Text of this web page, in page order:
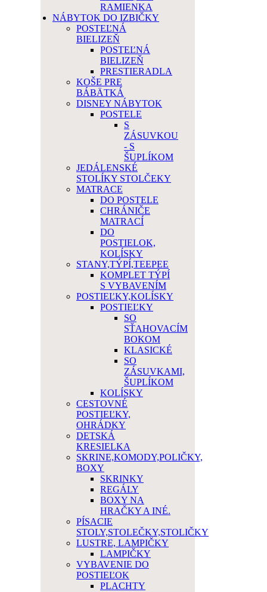
RAMIENKA
NÁBYTOK DO IZBIČKY
POSTEĽNÁ
BIELIZEŇ
POSTEĽNÁ
BIELIZEŇ
PRESTIERADLA
KOŠE PRE
BÁBÄTKÁ
DISNEY NÁBYTOK
POSTELE
S
ZÁSUVKOU
- S
ŠUPLÍKOM
JEDÁLENSKÉ
STOLÍKY STOLČEKY
MATRACE
DO POSTELE
CHRÁNIČE
MATRACÍ
DO
POSTIELOK,
KOLÍSKY
STANY,TÝPÍ,TEEPEE
KOMPLET TÝPÍ
S VYBAVENÍM
POSTIEĽKY,KOLÍSKY
POSTIEĽKY
SO
SŤAHOVACÍM
BOKOM
KLASICKÉ
SO
ZÁSUVKAMI,
ŠUPLÍKOM
KOLÍSKY
CESTOVNÉ
POSTIEĽKY,
OHRÁDKY
DETSKÁ
KRESIELKA
SKRINE,KOMODY,POLIČKY,
BOXY
SKRINKY
REGÁLY
BOXY NA
HRAČKY A INÉ.
PÍSACIE
STOLY,STOLEČKY,STOLIČKY
LUSTRE, LAMPIČKY
LAMPIČKY
VYBAVENIE DO
POSTIEĽOK
PLACHTY